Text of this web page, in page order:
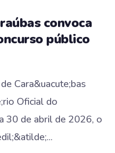
convoca
público
Cara&uacute;bas
Oficial do
30 de abril de 2026, o